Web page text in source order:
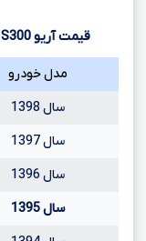
قیمت آریوS300
مدل خودرو
سال 1398
سال 1397
سال 1396
سال 1395